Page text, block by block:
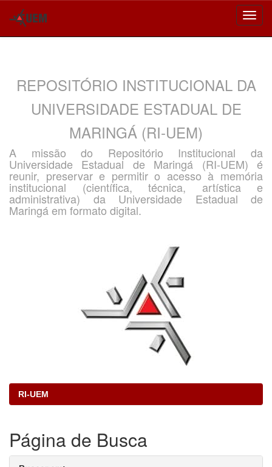
REPOSITÓRIO INSTITUCIONAL DA
UNIVERSIDADE ESTADUAL DE
MARINGÁ (RI-UEM)
A missão do Repositório Institucional da
Universidade Estadual de Maringá (RI-UEM) é
reunir, preservar e permitir o acesso à memória
institucional (científica, técnica, artística e
administrativa) da Universidade Estadual de
Maringá em formato digital.
RI-UEM
Página de Busca